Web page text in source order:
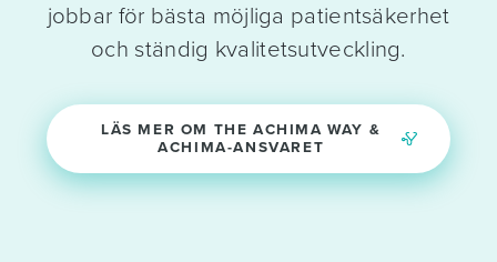
jobbar för bästa möjliga patientsäkerhet
och ständig kvalitetsutveckling.
LÄS MER OM THE ACHIMA WAY &
ACHIMA-ANSVARET